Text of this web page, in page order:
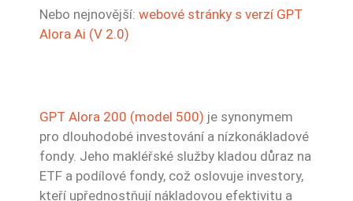
Nebo nejnovější: webové stránky s verzí GPT
Alora Ai (V 2.0)
GPT Alora 200 (model 500) je synonymem
pro dlouhodobé investování a nízkonákladové
fondy. Jeho makléřské služby kladou důraz na
ETF a podílové fondy, což oslovuje investory,
kteří upřednostňují nákladovou efektivitu a